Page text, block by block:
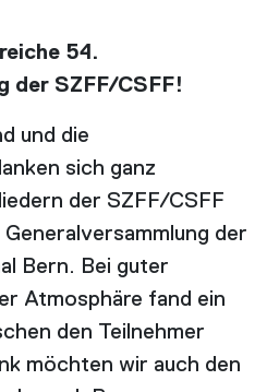
54.
der SZFF/CSFF!
und die
sich ganz
der SZFF/CSFF
der
Bern. Bei guter
Atmosphäre fand ein
den Teilnehmer
möchten wir auch den